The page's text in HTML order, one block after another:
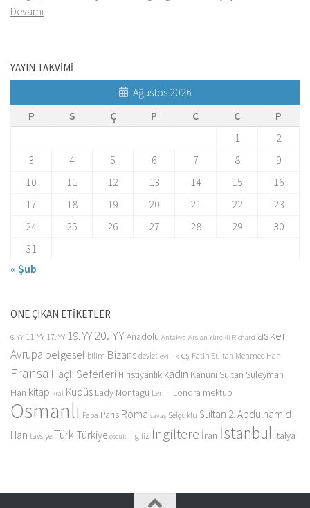
Devamı
YAYIN TAKVİMİ
Ağustos 2026
P
S Ç P C C
P
1
2
3
4 5 6 7 8
9
10
11 12 13 14 15
16
17
18 19 20 21 22
23
24
25 26 27 28 29
30
31
« Şub
ÖNE ÇIKAN ETİKETLER
6. YY 11. YY 17. YY 19. YY20. YYAnadolu Antakya Arslan Yürekli Richard asker
Avrupa belgesel bilim Bizans devlet evlilik eş Fatih Sultan Mehmed Han
Fransa Haçlı Seferleri Hıristiyanlık kadın Kanuni Sultan Süleyman
Han kitap kral Kudüs Lady Montagu Lenin Londra mektup
Osmanlı Papa Paris Roma savaş Selçuklu Sultan 2. Abdülhamid
Han tavsiye Türk Türkiye çocuk İngiliz İngiltere İran İstanbul İtalya